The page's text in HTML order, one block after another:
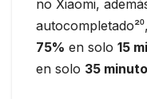
no Xiaomi,
75% en solo 15
en solo 35